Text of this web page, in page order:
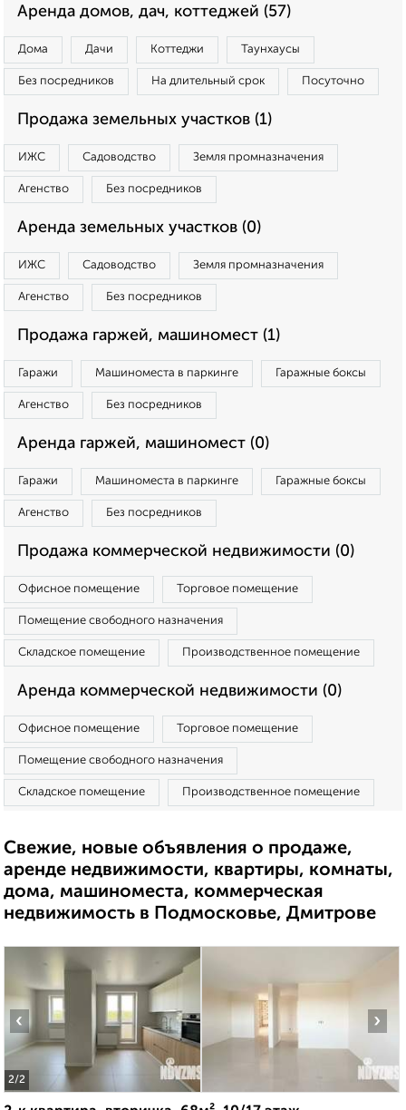
Аренда домов, дач, коттеджей (57)
Дома Дачи Коттеджи Таунхаусы
Без посредников На длительный срок Посуточно
Продажа земельных участков (1)
ИЖС Садоводство Земля промназначения
Агенство Без посредников
Аренда земельных участков (0)
ИЖС Садоводство Земля промназначения
Агенство Без посредников
Продажа гаржей, машиномест (1)
Гаражи Машиноместа в паркинге Гаражные боксы
Агенство Без посредников
Аренда гаржей, машиномест (0)
Гаражи Машиноместа в паркинге Гаражные боксы
Агенство Без посредников
Продажа коммерческой недвижимости (0)
Офисное помещение Торговое помещение
Помещение свободного назначения
Складское помещение Производственное помещение
Аренда коммерческой недвижимости (0)
Офисное помещение Торговое помещение
Помещение свободного назначения
Складское помещение Производственное помещение
Свежие, новые объявления о продаже,
аренде недвижимости, квартиры, комнаты,
дома, машиноместа, коммерческая
недвижимость в Подмосковье, Дмитрове
2/2
‹ ›